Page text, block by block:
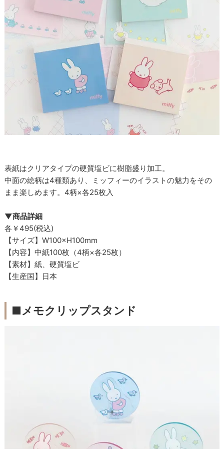
表紙はクリアタイプの硬質塩ビに樹脂盛り加工。
中面の絵柄は4種類あり、ミッフィーのイラストの魅力をその
まま楽しめます。4柄×各25枚入
▼商品詳細
各￥495(税込)
【サイズ】W100×H100mm
【内容】中紙100枚（4柄×各25枚）
【素材】紙、硬質塩ビ
【生産国】日本
■メモクリップスタンド